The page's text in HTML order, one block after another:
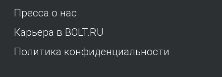
Пресса о нас
Карьера в BOLT.RU
Политика конфиденциальности